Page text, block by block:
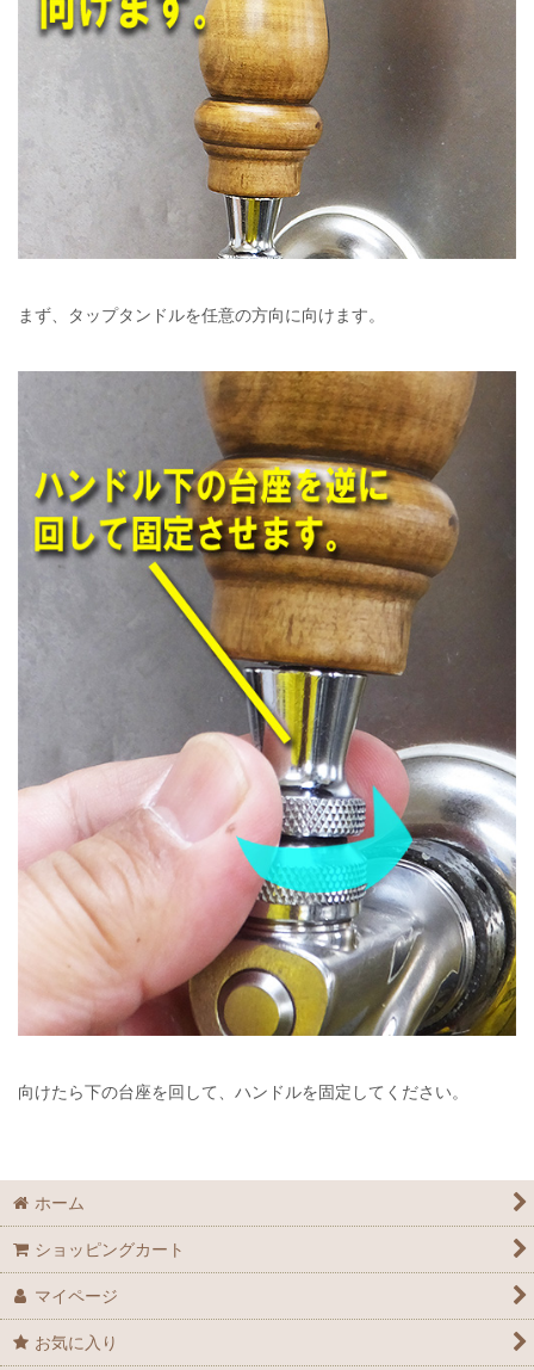
まず、タップタンドルを任意の方向に向けます。
向けたら下の台座を回して、ハンドルを固定してください。
ホーム
ショッピングカート
マイページ
お気に入り